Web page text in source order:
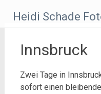
Inhalt
springen
Heidi Schade
Innsbruck
Zwei Tage in
sofort einen